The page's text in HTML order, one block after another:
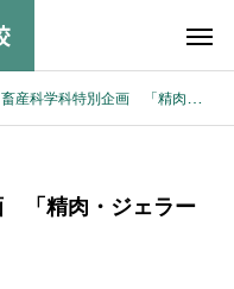
特別企画 「精肉・ジェラート販売会」 開催の御案内
「精肉・ジェラー